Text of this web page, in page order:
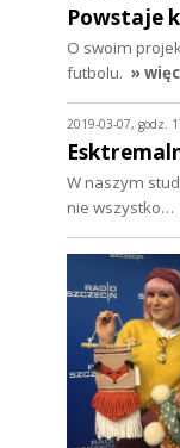
Powstaje
O swoim
futbolu. »
2019-03-07, godz.
W naszym
nie wszystko…